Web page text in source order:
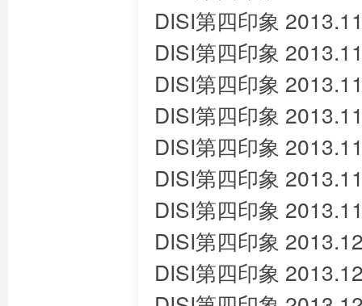
DISI第四印象
DISI第四印象
DISI第四印象
DISI第四印象
DISI第四印象
DISI第四印象
DISI第四印象
DISI第四印象
DISI第四印象